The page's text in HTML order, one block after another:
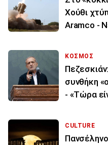
Χούθι
Aramco -
ΚΟΣΜΟΣ
συνθήκη
- «Τώρα
CULTURE